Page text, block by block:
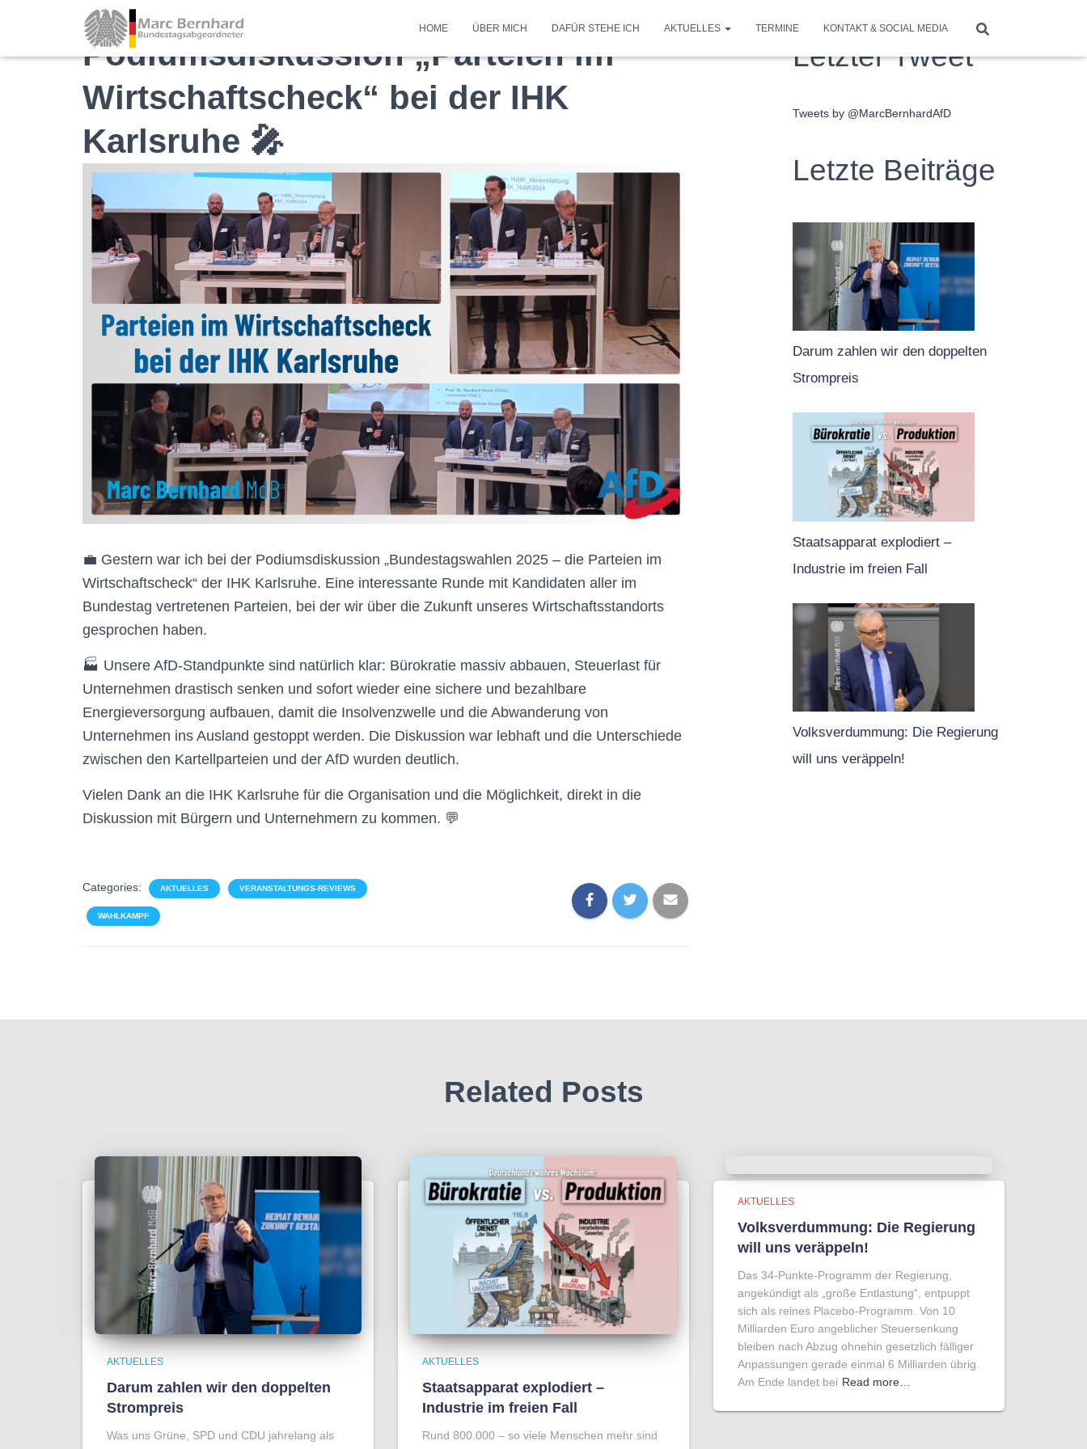
HOME ÜBER MICH DAFÜR STEHE ICH AKTUELLES TERMINE KONTAKT & SOCIAL MEDIA
Podiumsdiskussion „Parteien im
Wirtschaftscheck“ bei der IHK
Karlsruhe 🎤
💼 Gestern war ich bei der Podiumsdiskussion „Bundestagswahlen 2025 – die Parteien im
Wirtschaftscheck“ der IHK Karlsruhe. Eine interessante Runde mit Kandidaten aller im
Bundestag vertretenen Parteien, bei der wir über die Zukunft unseres Wirtschaftsstandorts
gesprochen haben.
🏭 Unsere AfD-Standpunkte sind natürlich klar: Bürokratie massiv abbauen, Steuerlast für
Unternehmen drastisch senken und sofort wieder eine sichere und bezahlbare
Energieversorgung aufbauen, damit die Insolvenzwelle und die Abwanderung von
Unternehmen ins Ausland gestoppt werden. Die Diskussion war lebhaft und die Unterschiede
zwischen den Kartellparteien und der AfD wurden deutlich.
Vielen Dank an die IHK Karlsruhe für die Organisation und die Möglichkeit, direkt in die
Diskussion mit Bürgern und Unternehmern zu kommen. 💬
Categories: AKTUELLES VERANSTALTUNGS-REVIEWS
WAHLKAMPF
Letzter Tweet
Tweets by @MarcBernhardAfD
Letzte Beiträge
Darum zahlen wir den doppelten
Strompreis
Staatsapparat explodiert –
Industrie im freien Fall
Volksverdummung: Die Regierung
will uns veräppeln!
Related Posts
AKTUELLES
Darum zahlen wir den doppelten
Strompreis
Was uns Grüne, SPD und CDU jahrelang als
AKTUELLES
Staatsapparat explodiert –
Industrie im freien Fall
Rund 800.000 – so viele Menschen mehr sind
AKTUELLES
Volksverdummung: Die Regierung
will uns veräppeln!
Das 34-Punkte-Programm der Regierung,
angekündigt als „große Entlastung“, entpuppt
sich als reines Placebo-Programm. Von 10
Milliarden Euro angeblicher Steuersenkung
bleiben nach Abzug ohnehin gesetzlich fälliger
Anpassungen gerade einmal 6 Milliarden übrig.
Am Ende landet bei Read more…